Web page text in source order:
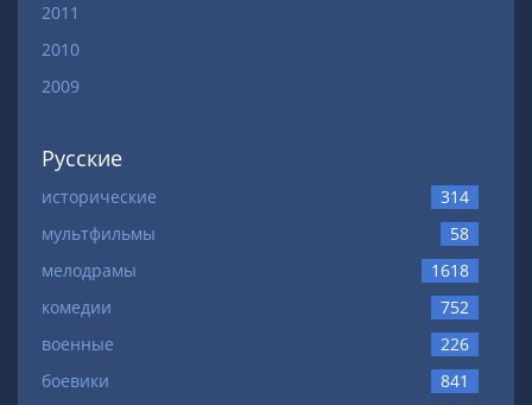
2011
2010
2009
Русские
исторические
314
мультфильмы
58
мелодрамы
1618
комедии
752
военные
226
боевики
841